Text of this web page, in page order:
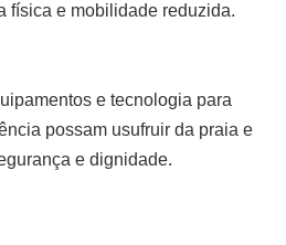
física e mobilidade reduzida.
e tecnologia para
possam usufruir da praia e
e dignidade.